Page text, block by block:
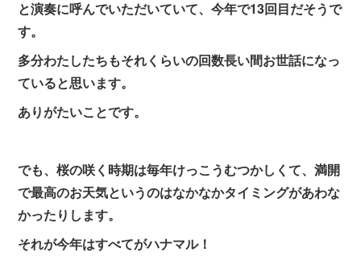
と演奏に呼んでいただいていて、今年で13回目だそうで
す。
多分わたしたちもそれくらいの回数長い間お世話になっ
ていると思います。
ありがたいことです。
でも、桜の咲く時期は毎年けっこうむつかしくて、満開
で最高のお天気というのはなかなかタイミングがあわな
かったりします。
それが今年はすべてがハナマル！